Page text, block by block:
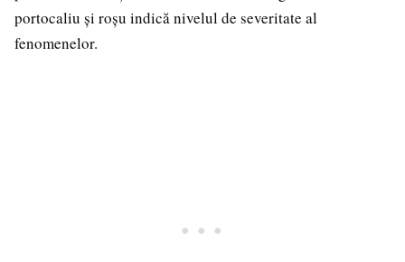
portocaliu și roșu indică nivelul de severitate al
fenomenelor.